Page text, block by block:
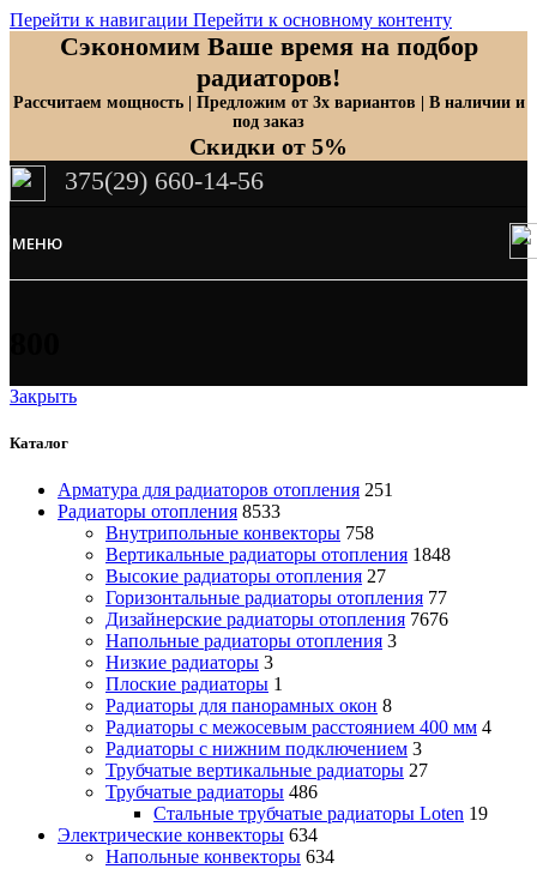
Перейти к навигации Перейти к основному контенту
Сэкономим Ваше время на подбор
радиаторов!
Рассчитаем мощность | Предложим от 3х вариантов | В наличии и
под заказ
Скидки от 5%
375(29) 660-14-56
МЕНЮ
Закрыть
Каталог
Арматура для радиаторов отопления 251
Радиаторы отопления 8533
Внутрипольные конвекторы 758
Вертикальные радиаторы отопления 1848
Высокие радиаторы отопления 27
Горизонтальные радиаторы отопления 77
Дизайнерские радиаторы отопления 7676
Напольные радиаторы отопления 3
Низкие радиаторы 3
Плоские радиаторы 1
Радиаторы для панорамных окон 8
Радиаторы с межосевым расстоянием 400 мм 4
Радиаторы с нижним подключением 3
Трубчатые вертикальные радиаторы 27
Трубчатые радиаторы 486
Cтальные трубчатые радиаторы Loten 19
Электрические конвекторы 634
Напольные конвекторы 634